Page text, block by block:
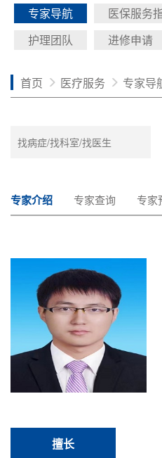
专家导航
医保服务
护理团队
进修申请
首页 医疗服务 专家导
专家介绍 专家查询 专家
擅长